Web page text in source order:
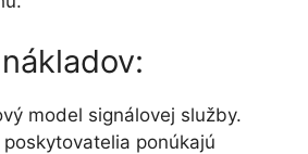
model signálovej služby.
ponúkajú